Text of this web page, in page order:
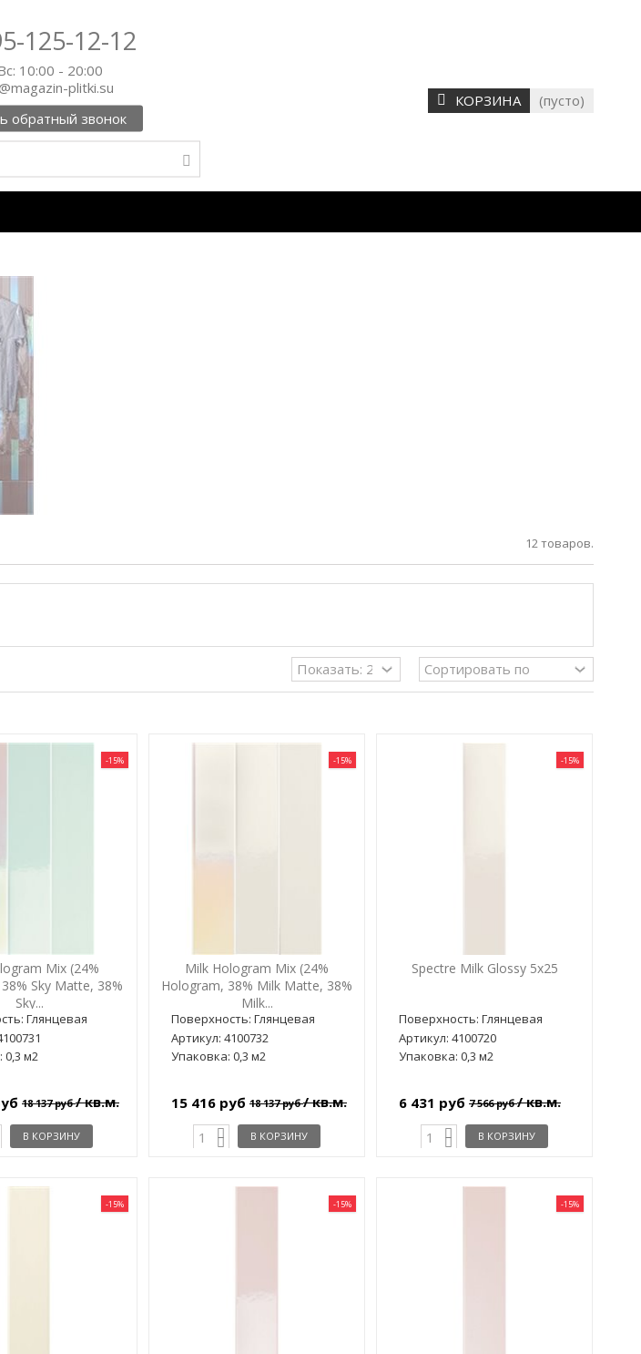
125-12-12
10:00 - 20:00
plitki.su
обратный звонок
КОРЗИНА (пусто)
12 товаров.
-15%
Mix (24%
Sky Matte, 38%
Sky...
Глянцевая
0,3 м2
18 137 руб/ кв.м.
В КОРЗИНУ
-15%
Milk Hologram Mix (24%
Hologram, 38% Milk Matte, 38%
Milk...
Поверхность: Глянцевая
Артикул: 4100732
Упаковка: 0,3 м2
15 416 руб 18 137 руб/ кв.м.
В КОРЗИНУ
-15%
Spectre Milk Glossy 5x25
Поверхность: Глянцевая
Артикул: 4100720
Упаковка: 0,3 м2
6 431 руб 7 566 руб/ кв.м.
В КОРЗИНУ
-15% -15% -15%